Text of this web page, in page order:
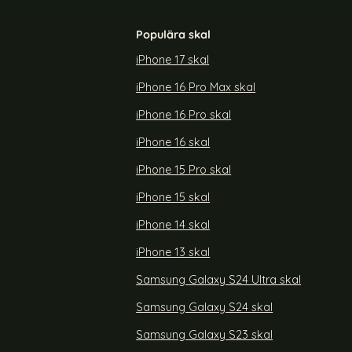
Läder
Ultra Fodral Läder Marmor Blå / Grön
Samsung Galaxy S24 FE Fodral Litchi Läder
Textur Röd
Art. nr 230888
rea pristidigare pris
149 krSamsung Galaxy S24 FE
Populära skal
iPhone 17 skal
iPhone 16 Pro Max skal
iPhone 16 Pro skal
iPhone 16 skal
iPhone 15 Pro skal
iPhone 15 skal
iPhone 14 skal
iPhone 13 skal
Samsung Galaxy S24 Ultra skal
Samsung Galaxy S24 skal
Samsung Galaxy S23 skal